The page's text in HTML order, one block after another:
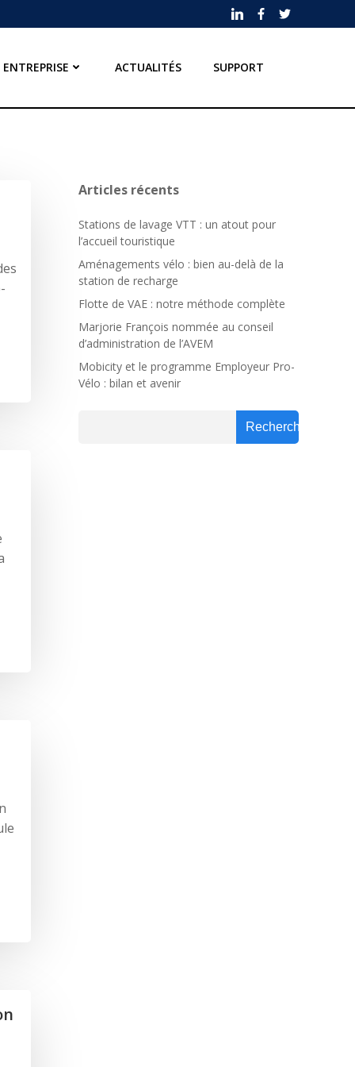
ENTREPRISE ACTUALITÉS SUPPORT
Articles récents
Stations de lavage VTT : un atout pour
l’accueil touristique
Aménagements vélo : bien au-delà de la
station de recharge
Flotte de VAE : notre méthode complète
Marjorie François nommée au conseil
d’administration de l’AVEM
Mobicity et le programme Employeur Pro-
Vélo : bilan et avenir
Rechercher